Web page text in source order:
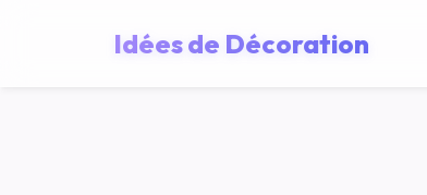
Idées de Décoration